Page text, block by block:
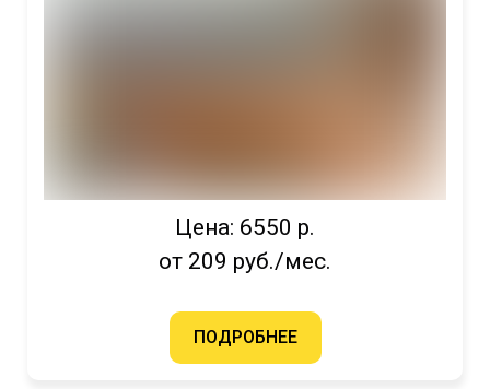
Цена: 6550 р.
от 209 руб./мес.
ПОДРОБНЕЕ